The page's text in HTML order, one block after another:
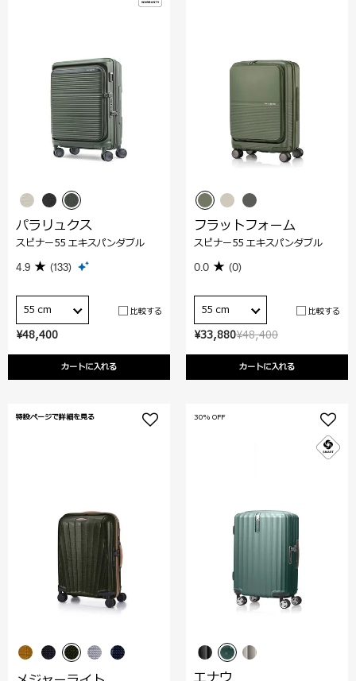
¥48,400
カートに入れる
パラリュクス
スピナー55 エキスパンダブル
4.9 (133)
55 cm 比較する
¥48,400
¥33,880
カートに入れる
フラットフォーム
スピナー55 エキスパンダブル
0.0 (0)
55 cm 比較する
特設ページで詳細を見る 30% OFF